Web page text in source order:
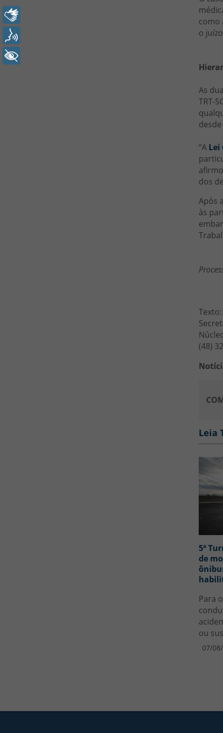
como
o
As
TRT-
“A Lei
dos
Após
às
(48)
Leia
5ª
de
Para
ou
07/